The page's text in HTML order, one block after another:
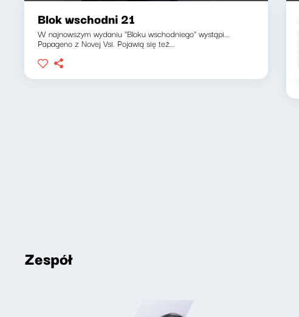
Blok wschodni 21
W najnowszym wydaniu "Bloku wschodniego" wystąpi...
Papageno z Novej Vsi. Pojawią się też...
Zespół